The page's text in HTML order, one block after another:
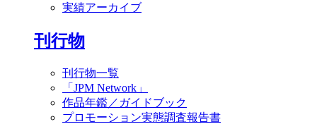
実績アーカイブ
刊行物
刊行物一覧
「JPM Network」
作品年鑑／ガイドブック
プロモーション実態調査報告書